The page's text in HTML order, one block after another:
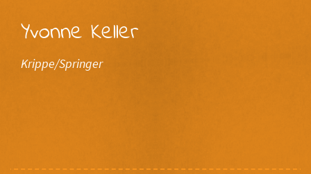
Yvonne Keller
Krippe/Springer